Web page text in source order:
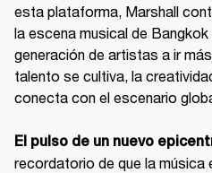
esta plataforma, Marshall
la escena musical de Bangkok
generación de artistas a ir
talento se cultiva, la
conecta con el escenario
El pulso de un nuevo
recordatorio de que la música